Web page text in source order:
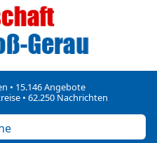
• 15.146 Angebote
• 62.250 Nachrichten